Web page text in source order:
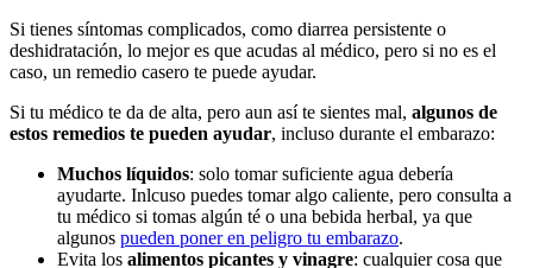
Si tienes síntomas complicados, como diarrea persistente o
deshidratación, lo mejor es que acudas al médico, pero si no es el
caso, un remedio casero te puede ayudar.
Si tu médico te da de alta, pero aun así te sientes mal, algunos de
estos remedios te pueden ayudar, incluso durante el embarazo:
Muchos líquidos: solo tomar suficiente agua debería
ayudarte. Inlcuso puedes tomar algo caliente, pero consulta a
tu médico si tomas algún té o una bebida herbal, ya que
algunos pueden poner en peligro tu embarazo.
Evita los alimentos picantes y vinagre: cualquier cosa que